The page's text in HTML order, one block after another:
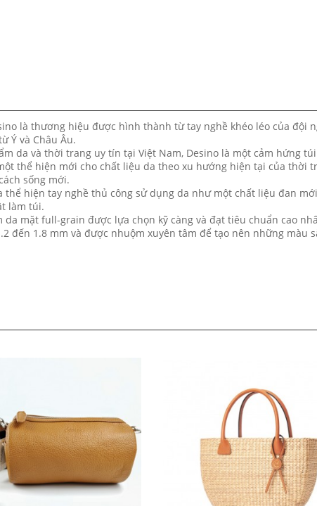
là thương hiệu được hình thành từ tay nghề khéo léo của đội
Ý và Châu Âu.
da và thời trang uy tín tại Việt Nam, Desino là một cảm hứng
thể hiện mới cho chất liệu da theo xu hướng hiện tại của thời
sống mới.
hiện tay nghề thủ công sử dụng da như một chất liệu đan
làm túi.
mặt full-grain được lựa chọn kỹ càng và đạt tiêu chuẩn cao
đến 1.8 mm và được nhuộm xuyên tâm để tạo nên những màu